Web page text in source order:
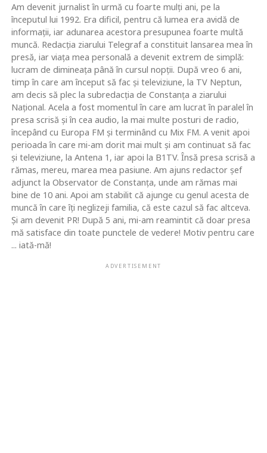
Am devenit jurnalist în urmă cu foarte mulţi ani, pe la
începutul lui 1992. Era dificil, pentru că lumea era avidă de
informaţii, iar adunarea acestora presupunea foarte multă
muncă. Redacţia ziarului Telegraf a constituit lansarea mea în
presă, iar viaţa mea personală a devenit extrem de simplă:
lucram de dimineaţa până în cursul nopţii. După vreo 6 ani,
timp în care am început să fac şi televiziune, la TV Neptun,
am decis să plec la subredacţia de Constanţa a ziarului
Naţional. Acela a fost momentul în care am lucrat în paralel în
presa scrisă şi în cea audio, la mai multe posturi de radio,
începând cu Europa FM şi terminând cu Mix FM. A venit apoi
perioada în care mi-am dorit mai mult şi am continuat să fac
şi televiziune, la Antena 1, iar apoi la B1TV. Însă presa scrisă a
rămas, mereu, marea mea pasiune. Am ajuns redactor şef
adjunct la Observator de Constanţa, unde am rămas mai
bine de 10 ani. Apoi am stabilit că ajunge cu genul acesta de
muncă în care îţi neglizeji familia, că este cazul să fac altceva.
Şi am devenit PR! După 5 ani, mi-am reamintit că doar presa
mă satisface din toate punctele de vedere! Motiv pentru care
... iată-mă!
ADVERTISEMENT